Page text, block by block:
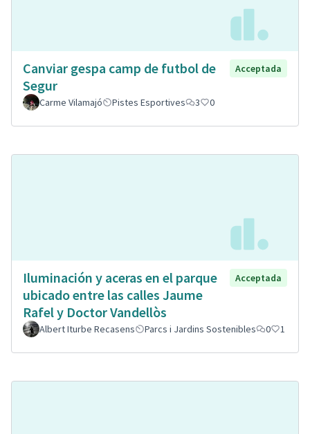
Canviar gespa camp de futbol de
Segur
Acceptada
Carme Vilamajó Pistes Esportives 3 0
Iluminación y aceras en el parque
ubicado entre las calles Jaume
Rafel y Doctor Vandellòs
Acceptada
Albert Iturbe Recasens Parcs i Jardins Sostenibles 0 1